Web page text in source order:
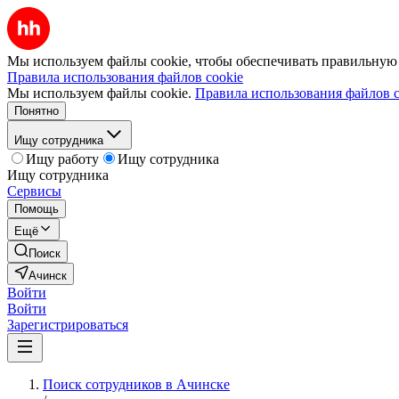
Мы используем файлы cookie, чтобы обеспечивать правильную
Правила использования файлов cookie
Мы используем файлы cookie. Правила использования файлов
Понятно
Ищу сотрудника
Ищу работу
Ищу сотрудника
Ищу сотрудника
Сервисы
Помощь
Ещё
Поиск
Ачинск
Войти
Войти
Зарегистрироваться
Поиск сотрудников в Ачинске